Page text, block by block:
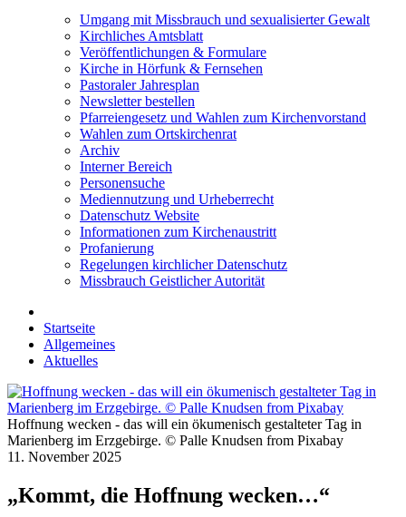
Umgang mit Missbrauch und sexualisierter Gewalt
Kirchliches Amtsblatt
Veröffentlichungen & Formulare
Kirche in Hörfunk & Fernsehen
Pastoraler Jahresplan
Newsletter bestellen
Pfarreiengesetz und Wahlen zum Kirchenvorstand
Wahlen zum Ortskirchenrat
Archiv
Interner Bereich
Personensuche
Mediennutzung und Urheberrecht
Datenschutz Website
Informationen zum Kirchenaustritt
Profanierung
Regelungen kirchlicher Datenschutz
Missbrauch Geistlicher Autorität
Startseite
Allgemeines
Aktuelles
Hoffnung wecken - das will ein ökumenisch gestalteter Tag in
Marienberg im Erzgebirge. © Palle Knudsen from Pixabay
11. November 2025
„Kommt, die Hoffnung wecken…“